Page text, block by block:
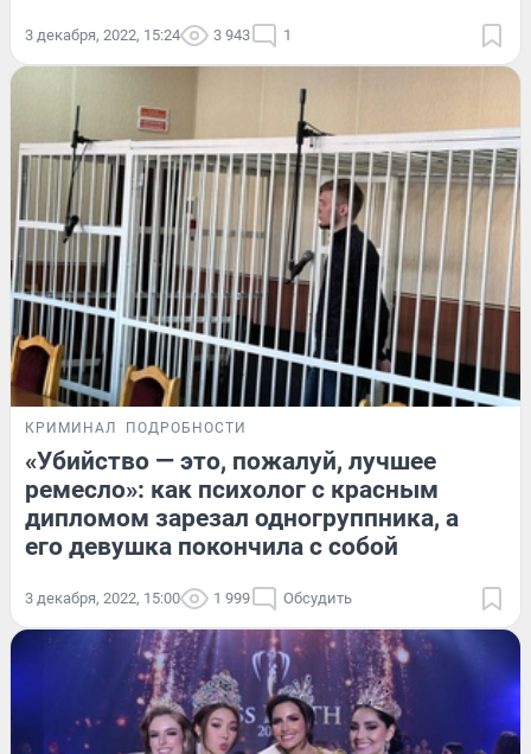
3 декабря, 2022, 15:24 3 943 1
КРИМИНАЛ ПОДРОБНОСТИ
«Убийство — это, пожалуй, лучшее
ремесло»: как психолог с красным
дипломом зарезал одногруппника, а
его девушка покончила с собой
3 декабря, 2022, 15:00 1 999 Обсудить